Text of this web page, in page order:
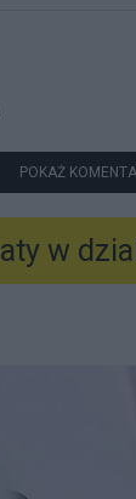
POKAŻ
w